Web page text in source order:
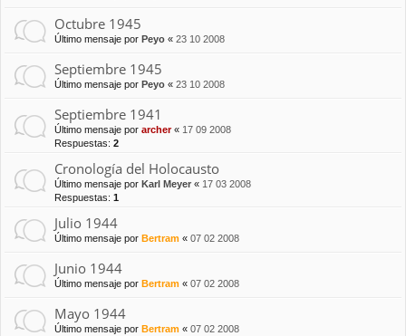
Octubre 1945
Último mensaje por Peyo « 23 10 2008
Septiembre 1945
Último mensaje por Peyo « 23 10 2008
Septiembre 1941
Último mensaje por archer« 17 09 2008
Respuestas: 2
Cronología del Holocausto
Último mensaje por Karl Meyer « 17 03 2008
Respuestas: 1
Julio 1944
Último mensaje por Bertram « 07 02 2008
Junio 1944
Último mensaje por Bertram « 07 02 2008
Mayo 1944
Último mensaje por Bertram « 07 02 2008